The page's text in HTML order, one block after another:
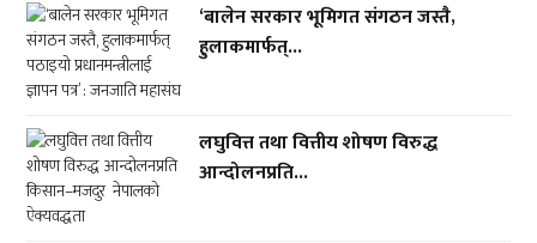
‘बालेन सरकार भूमिगत संगठन जस्तै,
हुलाकमार्फत्...
लघुवित्त तथा वित्तीय शोषण विरुद्ध
आन्दोलनप्रति...